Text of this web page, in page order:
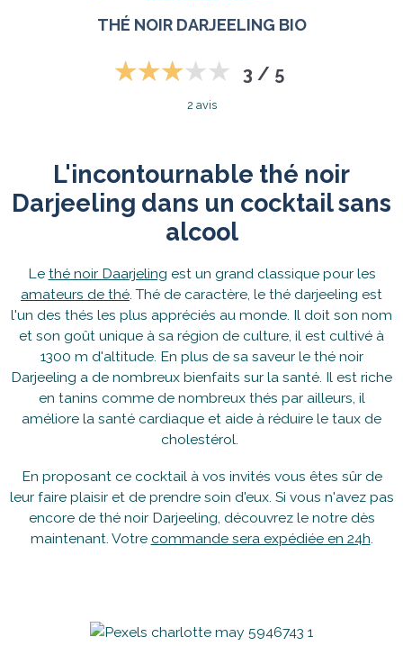
THÉ NOIR DARJEELING BIO
3 / 5
2 avis
L'incontournable thé noir
Darjeeling dans un cocktail sans
alcool
Le thé noir Daarjeling est un grand classique pour les
amateurs de thé. Thé de caractère, le thé darjeeling est
l'un des thés les plus appréciés au monde. Il doit son nom
et son goût unique à sa région de culture, il est cultivé à
1300 m d'altitude. En plus de sa saveur le thé noir
Darjeeling a de nombreux bienfaits sur la santé. Il est riche
en tanins comme de nombreux thés par ailleurs, il
améliore la santé cardiaque et aide à réduire le taux de
cholestérol.
En proposant ce cocktail à vos invités vous êtes sûr de
leur faire plaisir et de prendre soin d'eux. Si vous n'avez pas
encore de thé noir Darjeeling, découvrez le notre dès
maintenant. Votre commande sera expédiée en 24h.